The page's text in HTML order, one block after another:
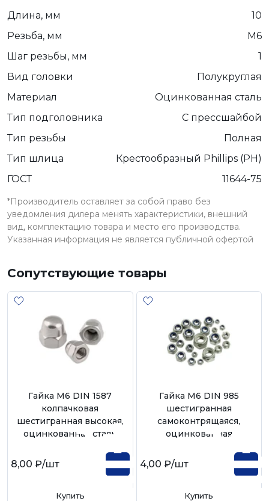
Длина, мм
10
Резьба, мм
М6
Шаг резьбы, мм
1
Вид головки
Полукруглая
Материал
Оцинкованная сталь
Тип подголовника
С прессшайбой
Тип резьбы
Полная
Тип шлица
Крестообразный Phillips (PH)
ГОСТ
11644-75
*Производитель оставляет за собой право без
уведомления дилера менять характеристики, внешний
вид, комплектацию товара и место его производства.
Указанная информация не является публичной офертой
Сопутствующие товары
Гайка М6 DIN 1587
колпачковая
шестигранная высокая,
оцинкованная сталь
8,00 ₽/шт
Купить
Гайка М6 DIN 985
шестигранная
самоконтрящаяся,
оцинкованная
4,00 ₽/шт
Купить